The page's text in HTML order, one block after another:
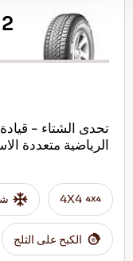
تحدى الشتاء -
الرياضية متعددة
4X4
الكبح على الثلج